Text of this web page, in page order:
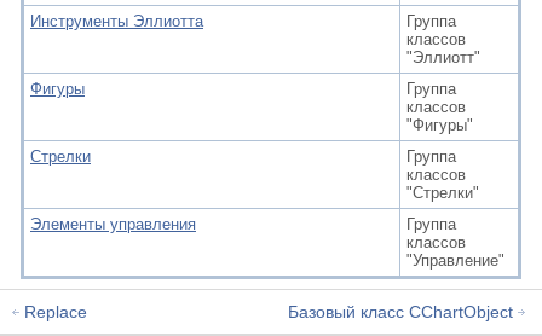
Инструменты Эллиотта
Группа
классов
"Эллиотт"
Фигуры
Группа
классов
"Фигуры"
Стрелки
Группа
классов
"Стрелки"
Элементы управления
Группа
классов
"Управление"
Replace Базовый класс CChartObject